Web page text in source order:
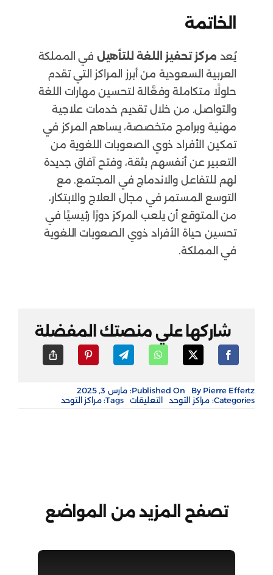
الخاتمة
يُعد مركز تحفيز اللغة للتأهيل في المملكة
العربية السعودية من أبرز المراكز التي تقدم
حلولًا متكاملة وفعَّالة لتحسين مهارات اللغة
والتواصل. من خلال تقديم خدمات علاجية
مهنية وبرامج متخصصة، يساهم المركز في
تمكين الأفراد ذوي الصعوبات اللغوية من
التعبير عن أنفسهم بثقة، وفتح آفاق جديدة
لهم للتفاعل والاندماج في المجتمع. مع
التوسع المستمر في مجال العلاج والابتكار،
من المتوقع أن يلعب المركز دورًا رئيسيًا في
تحسين حياة الأفراد ذوي الصعوبات اللغوية
في المملكة.
شاركها علي منصتك المفضلة
By Pierre Effertz
Published On: مارس 3, 2025
Categories: مراكز التوحد التعليقاتعلى
مركز
Tags: مراكز التوحد
تصفح المزيد من المواضع